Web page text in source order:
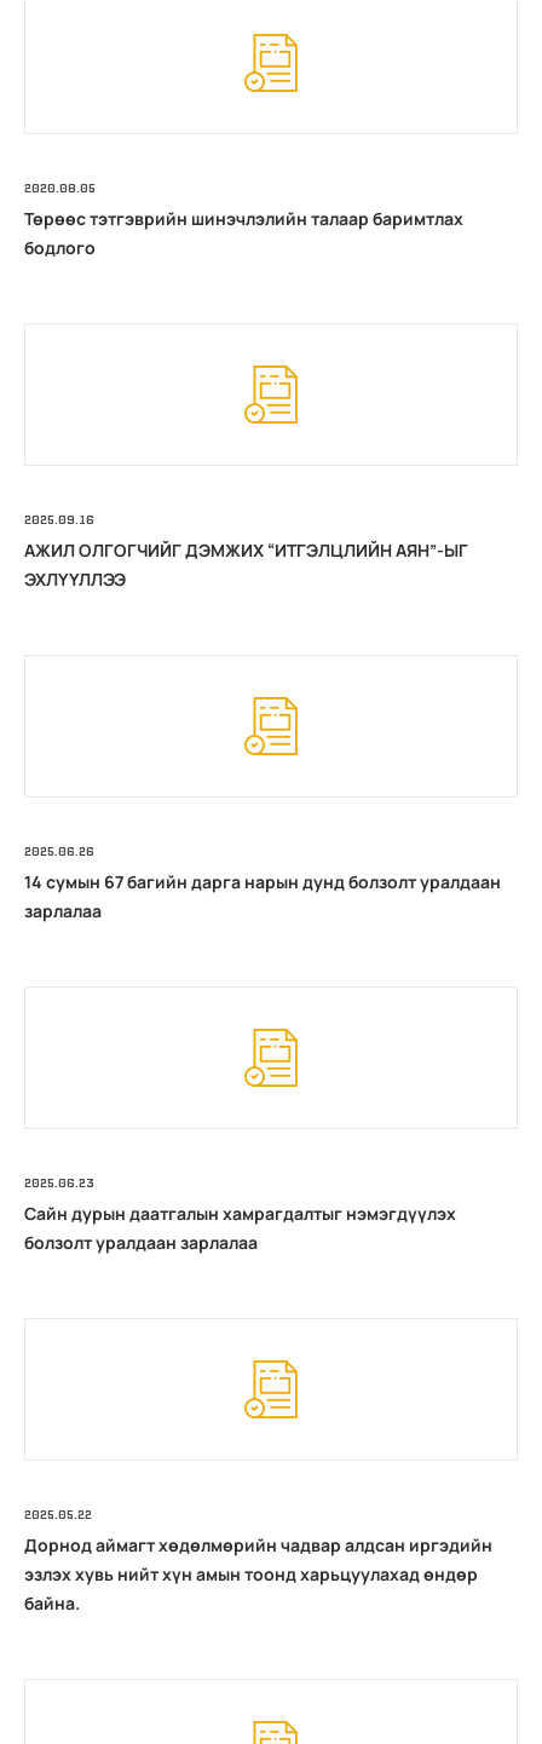
2020.08.05
Төрөөс тэтгэврийн шинэчлэлийн талаар баримтлах
бодлого
2025.09.16
АЖИЛ ОЛГОГЧИЙГ ДЭМЖИХ “ИТГЭЛЦЛИЙН АЯН”-ЫГ
ЭХЛҮҮЛЛЭЭ
2025.06.26
14 сумын 67 багийн дарга нарын дунд болзолт уралдаан
зарлалаа
2025.06.23
Сайн дурын даатгалын хамрагдалтыг нэмэгдүүлэх
болзолт уралдаан зарлалаа
2025.05.22
Дорнод аймагт хөдөлмөрийн чадвар алдсан иргэдийн
эзлэх хувь нийт хүн амын тоонд харьцуулахад өндөр
байна.